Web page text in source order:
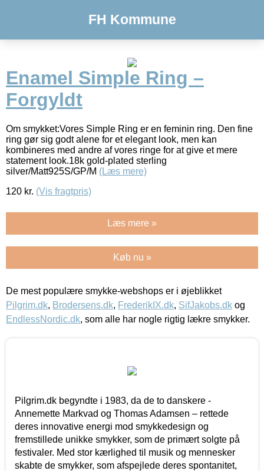
FH Kommune
Enamel Simple Ring –
Forgyldt
Om smykket:Vores Simple Ring er en feminin ring. Den fine
ring gør sig godt alene for et elegant look, men kan
kombineres med andre af vores ringe for at give et mere
statement look.18k gold-plated sterling
silver/Matt925S/GP/M (Læs mere)
120 kr. (Vis fragtpris)
Læs mere »
Køb nu »
De mest populære smykke-webshops er i øjeblikket
Pilgrim.dk, Brodersens.dk, FrederikIX.dk, SifJakobs.dk og
EndlessNordic.dk, som alle har nogle rigtig lækre smykker.
Pilgrim.dk begyndte i 1983, da de to danskere -
Annemette Markvad og Thomas Adamsen – rettede
deres innovative energi mod smykkedesign og
fremstillede unikke smykker, som de primært solgte på
festivaler. Med stor kærlighed til musik og mennesker
skabte de smykker, som afspejlede deres spontanitet,